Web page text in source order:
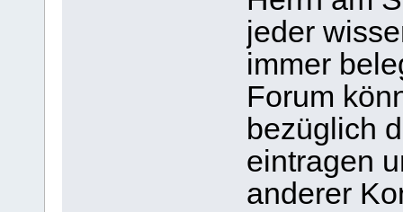
jeder
immer
Forum
bezüglich
eintragen
anderer